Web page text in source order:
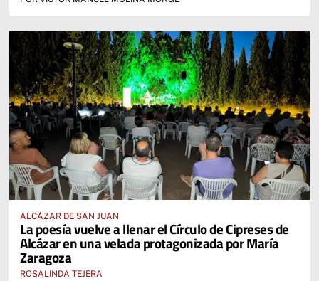
ALCÁZAR DE SAN JUAN
La poesía vuelve a llenar el Círculo de Cipreses de
Alcázar en una velada protagonizada por María
Zaragoza
ROSALINDA TEJERA